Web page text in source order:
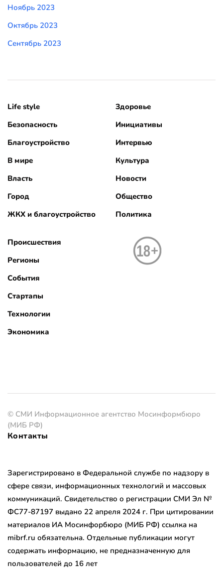
Ноябрь 2023
Октябрь 2023
Сентябрь 2023
Life style
Безопасность
Благоустройство
В мире
Власть
Город
ЖКХ и благоустройство
Здоровье
Инициативы
Интервью
Культура
Новости
Общество
Политика
Происшествия
Регионы
События
Стартапы
Технологии
Экономика
© СМИ Информационное агентство Мосинформбюро
(МИБ РФ)
Контакты
Зарегистрировано в Федеральной службе по надзору в
сфере связи, информационных технологий и массовых
коммуникаций. Свидетельство о регистрации СМИ Эл №
ФС77-87197 выдано 22 апреля 2024 г. При цитировании
материалов ИА Мосинфорбюро (МИБ РФ) ссылка на
mibrf.ru обязательна. Отдельные публикации могут
содержать информацию, не предназначенную для
пользователей до 16 лет